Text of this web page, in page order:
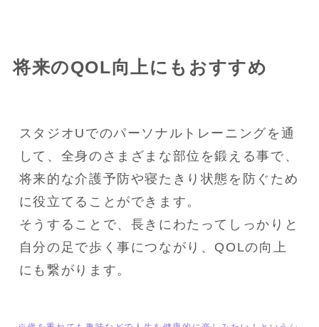
将来のQOL向上にもおすすめ
スタジオUでのパーソナルトレーニングを通
して、全身のさまざまな部位を鍛える事で、
将来的な介護予防や寝たきり状態を防ぐため
に役立てることができます。
そうすることで、長きにわたってしっかりと
自分の足で歩く事につながり、QOLの向上
にも繋がります。